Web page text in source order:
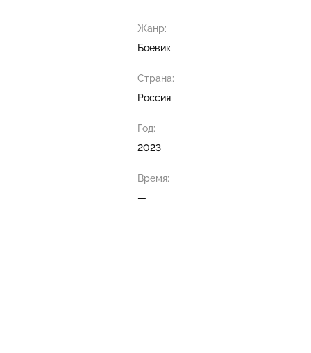
Жанр:
Боевик
Страна:
Россия
Год:
2023
Время:
—